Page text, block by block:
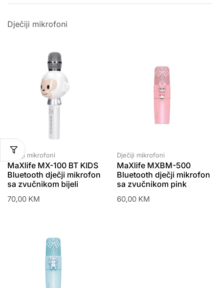
Dječiji mikrofoni
Dječiji mikrofoni
MaXlife MX-100 BT KIDS
Bluetooth dječji mikrofon
sa zvučnikom bijeli
70,00 KM
Dječiji mikrofoni
MaXlife MXBM-500
Bluetooth dječji mikrofon
sa zvučnikom pink
60,00 KM